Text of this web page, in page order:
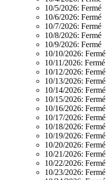
10/5/2026: Fermé
10/6/2026: Fermé
10/7/2026: Fermé
10/8/2026: Fermé
10/9/2026: Fermé
10/10/2026: Fermé
10/11/2026: Fermé
10/12/2026: Fermé
10/13/2026: Fermé
10/14/2026: Fermé
10/15/2026: Fermé
10/16/2026: Fermé
10/17/2026: Fermé
10/18/2026: Fermé
10/19/2026: Fermé
10/20/2026: Fermé
10/21/2026: Fermé
10/22/2026: Fermé
10/23/2026: Fermé